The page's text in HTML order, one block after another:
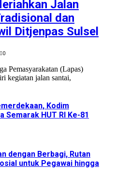
Jalan
dan
Ditjenpas Sulsel
0
Pemasyarakatan (Lapas)
kegiatan jalan santai,
Kodim
Semarak HUT RI Ke-81
dengan Berbagi, Rutan
untuk Pegawai hingga